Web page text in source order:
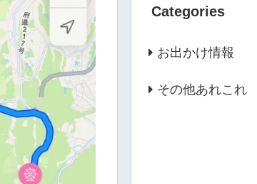
Categories
お出かけ情報
その他あれこれ